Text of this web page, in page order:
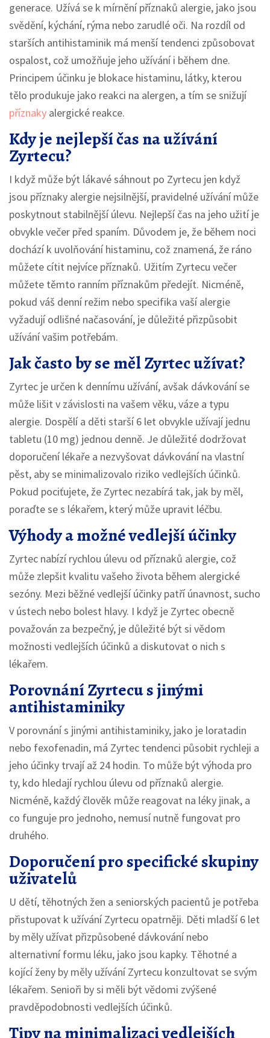
generace. Užívá se k mírnění příznaků alergie, jako jsou
svědění, kýchání, rýma nebo zarudlé oči. Na rozdíl od
starších antihistaminik má menší tendenci způsobovat
ospalost, což umožňuje jeho užívání i během dne.
Principem účinku je blokace histaminu, látky, kterou
tělo produkuje jako reakci na alergen, a tím se snižují
příznaky alergické reakce.
Kdy je nejlepší čas na užívání
Zyrtecu?
I když může být lákavé sáhnout po Zyrtecu jen když
jsou příznaky alergie nejsilnější, pravidelné užívání může
poskytnout stabilnější úlevu. Nejlepší čas na jeho užití je
obvykle večer před spaním. Důvodem je, že během noci
dochází k uvolňování histaminu, což znamená, že ráno
můžete cítit nejvíce příznaků. Užitím Zyrtecu večer
můžete těmto ranním příznakům předejít. Nicméně,
pokud váš denní režim nebo specifika vaší alergie
vyžadují odlišné načasování, je důležité přizpůsobit
užívání vašim potřebám.
Jak často by se měl Zyrtec užívat?
Zyrtec je určen k dennímu užívání, avšak dávkování se
může lišit v závislosti na vašem věku, váze a typu
alergie. Dospělí a děti starší 6 let obvykle užívají jednu
tabletu (10 mg) jednou denně. Je důležité dodržovat
doporučení lékaře a nezvyšovat dávkování na vlastní
pěst, aby se minimalizovalo riziko vedlejších účinků.
Pokud pociťujete, že Zyrtec nezabírá tak, jak by měl,
poraďte se s lékařem, který může upravit léčbu.
Výhody a možné vedlejší účinky
Zyrtec nabízí rychlou úlevu od příznaků alergie, což
může zlepšit kvalitu vašeho života během alergické
sezóny. Mezi běžné vedlejší účinky patří únavnost, sucho
v ústech nebo bolest hlavy. I když je Zyrtec obecně
považován za bezpečný, je důležité být si vědom
možnosti vedlejších účinků a diskutovat o nich s
lékařem.
Porovnání Zyrtecu s jinými
antihistaminiky
V porovnání s jinými antihistaminiky, jako je loratadin
nebo fexofenadin, má Zyrtec tendenci působit rychleji a
jeho účinky trvají až 24 hodin. To může být výhoda pro
ty, kdo hledají rychlou úlevu od příznaků alergie.
Nicméně, každý člověk může reagovat na léky jinak, a
co funguje pro jednoho, nemusí nutně fungovat pro
druhého.
Doporučení pro specifické skupiny
uživatelů
U dětí, těhotných žen a seniorských pacientů je potřeba
přistupovat k užívání Zyrtecu opatrněji. Děti mladší 6 let
by měly užívat přizpůsobené dávkování nebo
alternativní formu léku, jako jsou kapky. Těhotné a
kojící ženy by měly užívání Zyrtecu konzultovat se svým
lékařem. Senioři by si měli být vědomi zvýšené
pravděpodobnosti vedlejších účinků.
Tipy na minimalizaci vedlejších